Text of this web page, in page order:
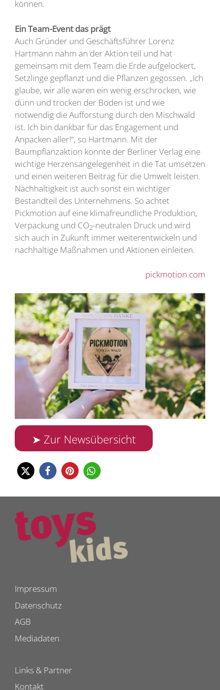
können.
Ein Team-Event das prägt
Auch Gründer und Geschäftsführer Lorenz
Hartmann nahm an der Aktion teil und hat
gemeinsam mit dem Team die Erde aufgelockert,
Setzlinge gepflanzt und die Pflanzen gegossen. „Ich
glaube, wir alle waren ein wenig erschrocken, wie
dünn und trocken der Boden ist und wie
notwendig die Aufforstung durch den Mischwald
ist. Ich bin dankbar für das Engagement und
Anpacken aller!“, so Hartmann. Mit der
Baumpflanzaktion konnte der Berliner Verlag eine
wichtige Herzensangelegenheit in die Tat umsetzen
und einen weiteren Beitrag für die Umwelt leisten.
Nachhaltigkeit ist auch sonst ein wichtiger
Bestandteil des Unternehmens. So achtet
Pickmotion auf eine klimafreundliche Produktion,
Verpackung und CO2-neutralen Druck und wird
sich auch in Zukunft immer weiterentwickeln und
nachhaltige Maßnahmen und Aktionen einleiten.
pickmotion.com
➤ Zur Newsübersicht
Impressum
Datenschutz
AGB
Mediadaten
Links & Partner
Kontakt